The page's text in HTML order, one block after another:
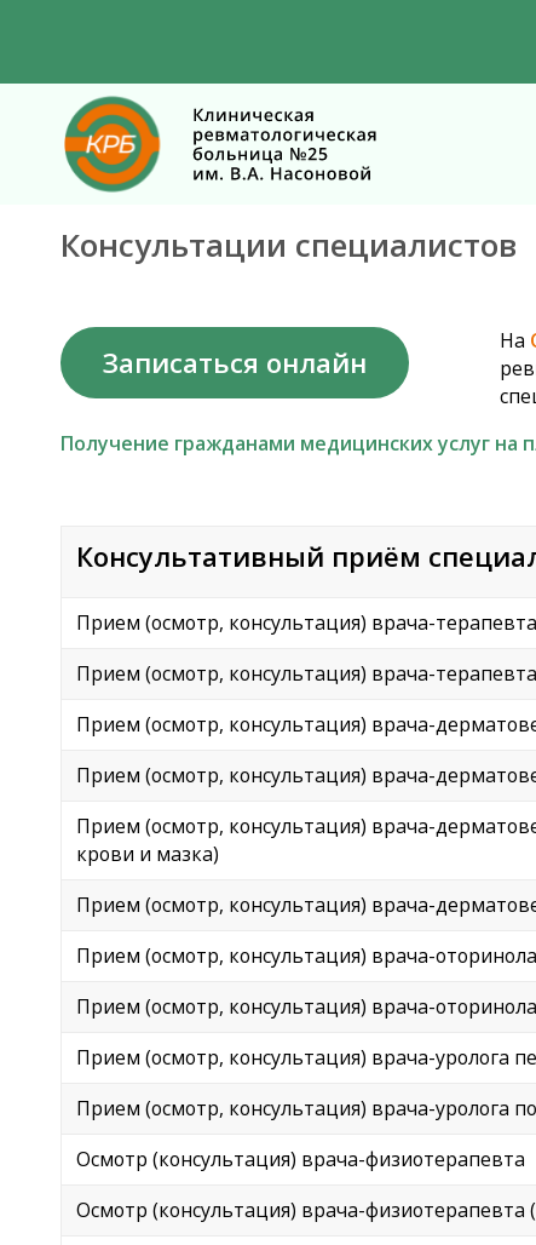
Консультации специалистов
Записаться онлайн
На
Получение гражданами медицинских услуг
Консультативный приём
Прием (осмотр, консультация) врача-
Прием (осмотр, консультация) врача-
Прием (осмотр, консультация) врача-
Прием (осмотр, консультация) врача-
Прием (осмотр, консультация) врача-
крови и мазка)
Прием (осмотр, консультация) врача-
Прием (осмотр, консультация) врача-
Прием (осмотр, консультация) врача-
Прием (осмотр, консультация) врача-уролога
Прием (осмотр, консультация) врача-уролога
Осмотр (консультация) врача-физиотерапевта
Осмотр (консультация) врача-физиотерапевта